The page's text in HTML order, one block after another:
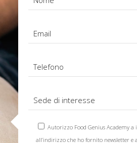
Autorizzo Food Genius Academy
all’indirizzo che ho fornito newsletter e